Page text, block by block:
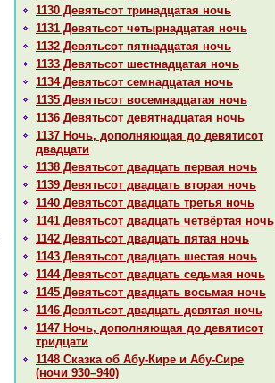
1130 Девятьсот тринaдцатая ночь
1131 Девятьсот четырнaдцатая ночь
1132 Девятьсот пятнaдцатая ночь
1133 Девятьсот шестнaдцатая ночь
1134 Девятьсот семнaдцатая ночь
1135 Девятьсот восемнaдцатая ночь
1136 Девятьсот девятнaдцатая ночь
1137 Ночь, дополняющая до девятисот
двадцати
1138 Девятьсот двадцать первая ночь
1139 Девятьсот двадцать втоpaя ночь
1140 Девятьсот двадцать третья ночь
1141 Девятьсот двадцать четвёртая ночь
1142 Девятьсот двадцать пятая ночь
1143 Девятьсот двадцать шестая ночь
1144 Девятьсот двадцать седьмая ночь
1145 Девятьсот двадцать восьмая ночь
1146 Девятьсот двадцать девятая ночь
1147 Ночь, дополняющая до девятисот
тридцати
1148 Сказка об Абу-Кире и Абу-Сире
(ночи 930–940)